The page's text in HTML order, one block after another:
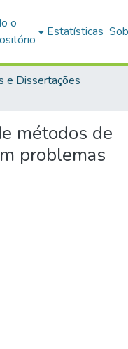
o
Estatísticas
e Dissertações
métodos de
problemas